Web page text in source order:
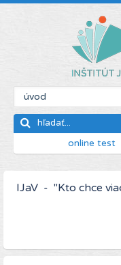
online test
IJaV - "Kto chce